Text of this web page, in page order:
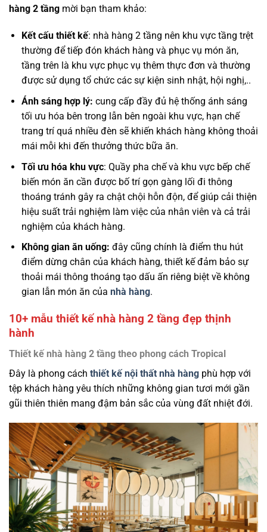
hàng 2 tầng mời bạn tham khảo:
Kết cấu thiết kế: nhà hàng 2 tầng nên khu vực tầng trệt
thường để tiếp đón khách hàng và phục vụ món ăn,
tầng trên là khu vực phục vụ thêm thực đơn và thường
được sử dụng tổ chức các sự kiện sinh nhật, hội nghị,..
Ánh sáng hợp lý: cung cấp đầy đủ hệ thống ánh sáng
tối ưu hóa bên trong lẫn bên ngoài khu vực, hạn chế
trang trí quá nhiều đèn sẽ khiến khách hàng không thoải
mái mỗi khi đến thưởng thức bữa ăn.
Tối ưu hóa khu vực: Quầy pha chế và khu vực bếp chế
biến món ăn cần được bố trí gọn gàng lối đi thông
thoáng tránh gây ra chật chội hỗn độn, để giúp cải thiện
hiệu suất trải nghiệm làm việc của nhân viên và cả trải
nghiệm của khách hàng.
Không gian ăn uống: đây cũng chính là điểm thu hút
điểm dừng chân của khách hàng, thiết kế đảm bảo sự
thoải mái thông thoáng tạo dấu ấn riêng biệt về không
gian lẫn món ăn của nhà hàng.
10+ mẫu thiết kế nhà hàng 2 tầng đẹp thịnh
hành
Thiết kế nhà hàng 2 tầng theo phong cách Tropical
Đây là phong cách thiết kế nội thất nhà hàng phù hợp với
tệp khách hàng yêu thích những không gian tươi mới gần
gũi thiên thiên mang đậm bản sắc của vùng đất nhiệt đới.